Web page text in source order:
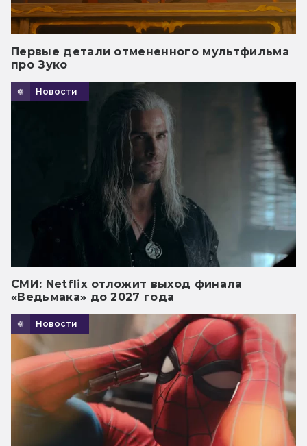
Первые детали отмененного мультфильма
про Зуко
Новости
СМИ: Netflix отложит выход финала
«Ведьмака» до 2027 года
Новости